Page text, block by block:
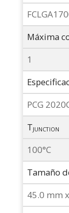
Máxima
1
PCG
TJUNCTION
100°C
Tamaño
45.0 mm